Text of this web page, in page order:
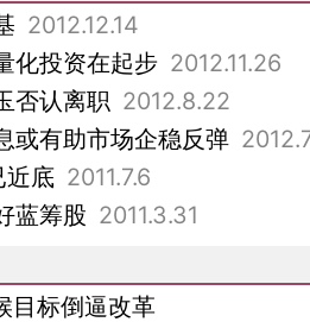
2012.12.14
化投资在起步 2012.11.26
否认离职 2012.8.22
或有助市场企稳反弹
近底 2011.7.6
蓝筹股 2011.3.31
目标倒逼改革